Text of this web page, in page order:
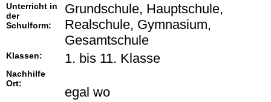
Unterricht in
der
Schulform:
Grundschule, Hauptschule,
Realschule, Gymnasium,
Gesamtschule
Klassen: 1. bis 11. Klasse
Nachhilfe
Ort:
egal wo